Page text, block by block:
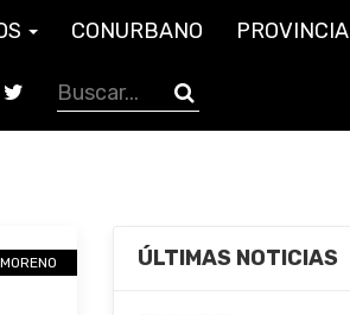
CONURBANO PROVINCIA
MORENO ÚLTIMAS NOTICIAS